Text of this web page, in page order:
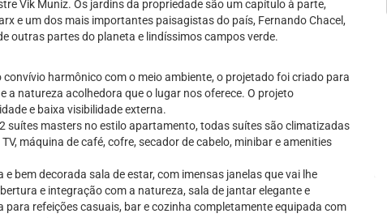
Vik Muniz. Os jardins da propriedade são um capítulo à parte,
e um dos mais importantes paisagistas do país, Fernando Chacel,
outras partes do planeta e lindíssimos campos verde.
harmônico com o meio ambiente, o projetado foi criado para
a natureza acolhedora que o lugar nos oferece. O projeto
e baixa visibilidade externa.
suítes masters no estilo apartamento, todas suítes são climatizadas
máquina de café, cofre, secador de cabelo, minibar e amenities
bem decorada sala de estar, com imensas janelas que vai lhe
e integração com a natureza, sala de jantar elegante e
refeições casuais, bar e cozinha completamente equipada com